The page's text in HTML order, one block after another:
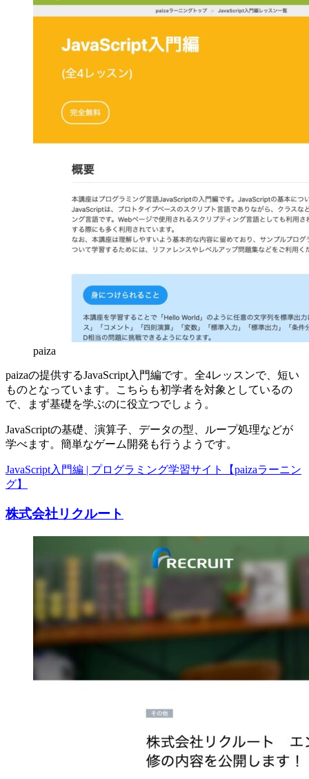
paiza
paizaの提供するJavaScript入門編です。全4レッスンで、短い
ものとなっています。こちらも初学者を対象としているの
で、まず基礎を学ぶのに役立つでしょう。
JavaScriptの基礎、演算子、データの型、ループ処理などが
学べます。簡単なゲーム開発も行うようです。
JavaScript入門編 | プログラミング学習サイト【paizaラーニン
グ】
株式会社リクルート